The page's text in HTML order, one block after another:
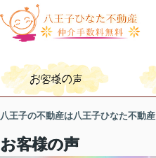
八王子の不動産は八王子ひなた不動産
お客様の声